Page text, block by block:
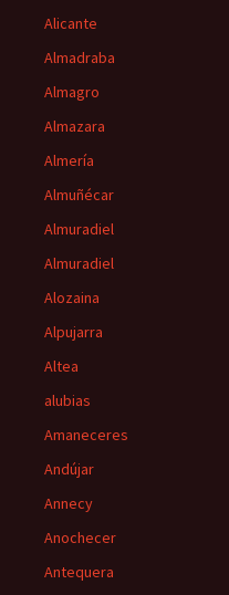
Alicante
Almadraba
Almagro
Almazara
Almería
Almuñécar
Almuradiel
Almuradiel
Alozaina
Alpujarra
Altea
alubias
Amaneceres
Andújar
Annecy
Anochecer
Antequera